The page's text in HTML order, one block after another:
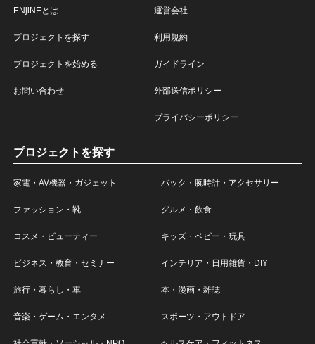
ENjiNEとは
プロジェクトを探す
プロジェクトを始める
お問い合わせ
運営会社
利用規約
ガイドライン
外部送信ポリシー
プライバシーポリシー
プロジェクトを探す
家電・AV機器・ガジェット バック・腕時計・アクセサリー
ファッション・靴 グルメ・飲食
コスメ・ビューティー キッズ・ベビー・玩具
ビジネス・教育・セミナー インテリア・日用雑貨・DIY
旅行・暮らし・車 本・漫画・雑誌
音楽・ゲーム・エンタメ スポーツ・アウトドア